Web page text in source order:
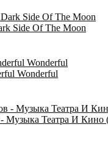
Side Of The Moon
Wonderful
- Музыка Театра И Кино